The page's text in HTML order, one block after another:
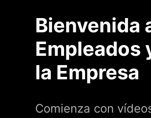
Bienvenida
Empleados
la Empresa
Comienza con